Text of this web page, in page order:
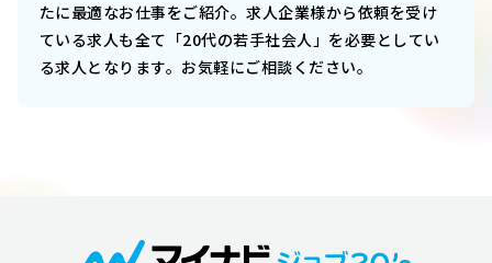
たに最適なお仕事をご紹介。求人企業様から依頼を受け
ている求人も全て「20代の若手社会人」を必要としてい
る求人となります。お気軽にご相談ください。